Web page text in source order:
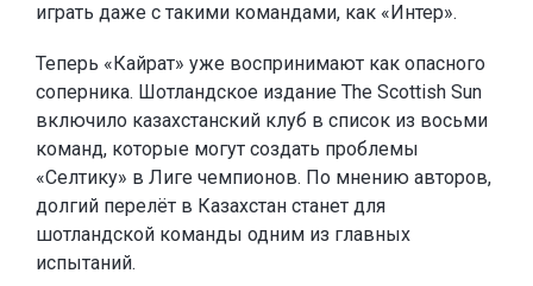
играть даже с такими командами, как «Интер».
Теперь «Кайрат» уже воспринимают как опасного
соперника. Шотландское издание The Scottish Sun
включило казахстанский клуб в список из восьми
команд, которые могут создать проблемы
«Селтику» в Лиге чемпионов. По мнению авторов,
долгий перелёт в Казахстан станет для
шотландской команды одним из главных
испытаний.